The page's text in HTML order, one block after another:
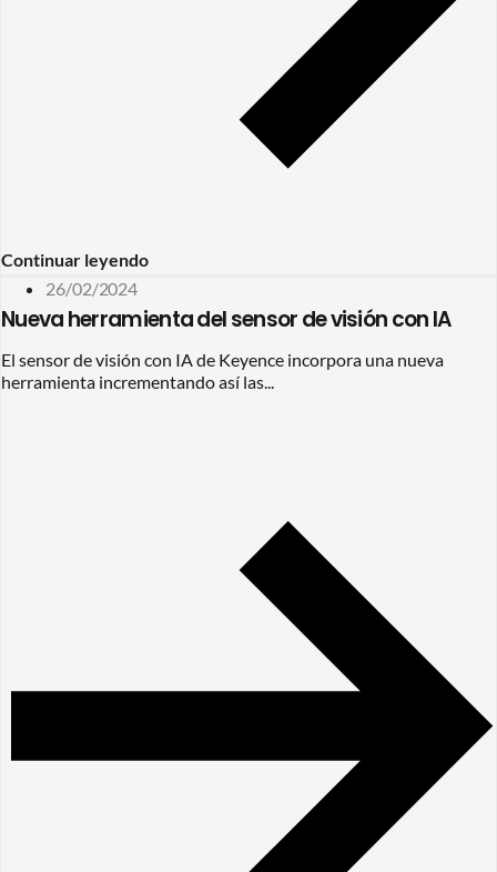
Continuar leyendo
26/02/2024
Nueva herramienta del sensor de visión con IA
El sensor de visión con IA de Keyence incorpora una nueva
herramienta incrementando así las...